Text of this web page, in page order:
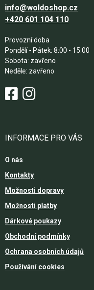
info@woldoshop.cz
+420 601 104 110
Provozní doba
Pondělí - Pátek: 8:00 - 15:00
Sobota: zavřeno
Neděle: zavřeno
INFORMACE PRO VÁS
O nás
Kontakty
Možnosti dopravy
Možnosti platby
Dárkové poukazy
Obchodní podmínky
Ochrana osobních údajů
Používání cookies